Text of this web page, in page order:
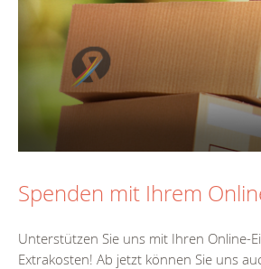
Spenden mit Ihrem
Unterstützen Sie uns mit Ihren Online-
Extrakosten! Ab jetzt können Sie uns